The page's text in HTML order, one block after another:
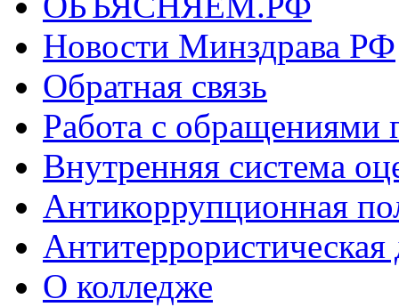
Новости Минздрава РФ
Обратная связь
Работа с обращениями
Внутренняя система
Антикоррупционная
Антитеррористическая
О колледже